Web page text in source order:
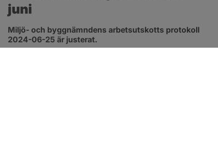
juni
Miljö- och byggnämndens arbetsutskotts protokoll
2024-06-25 är justerat.